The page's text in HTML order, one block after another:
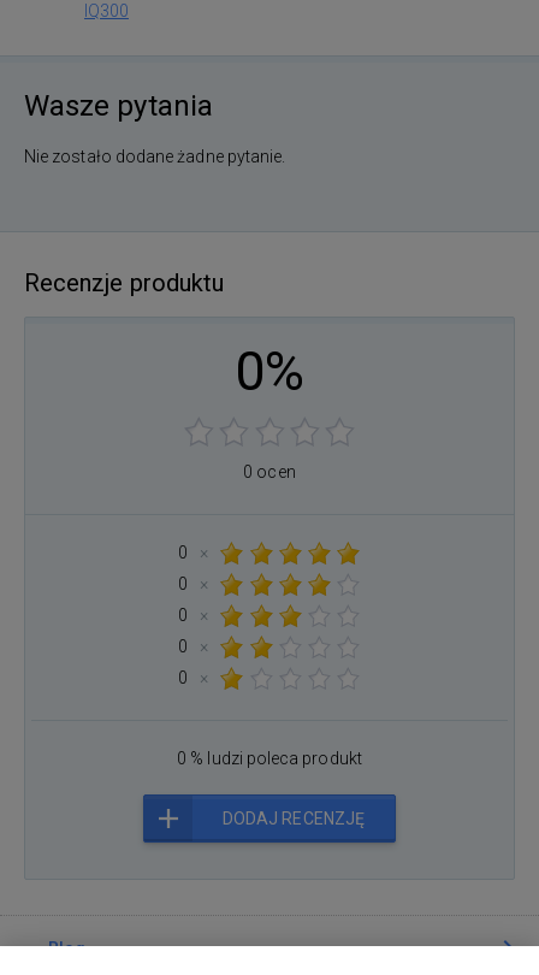
IQ300
Wasze pytania
Nie zostało dodane żadne pytanie.
Recenzje produktu
0%
0 ocen
0
×
0
×
0
×
0
×
0
×
0 % ludzi poleca produkt
DODAJ RECENZJĘ
Blog